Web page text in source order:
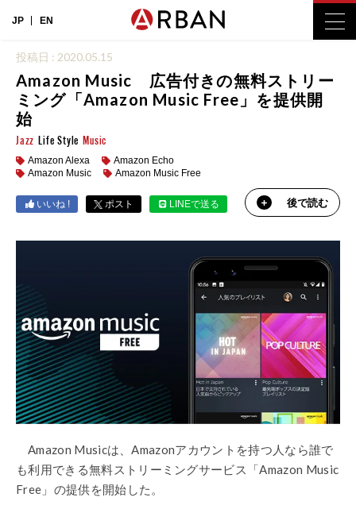
JP EN
投稿日 : 2020.05.15
Amazon Music 広告付きの無料ストリー
ミング「Amazon Music Free」を提供開
始
Jazz Life Style Music
Amazon Alexa
Amazon Echo
Amazon Music
Amazon Music Free
いいね ! ポスト LINEで送る 後で読む
Amazon Musicは、Amazonアカウントを持つ人なら誰で
も利用できる無料ストリーミングサービス「Amazon Music
Free」の提供を開始した。